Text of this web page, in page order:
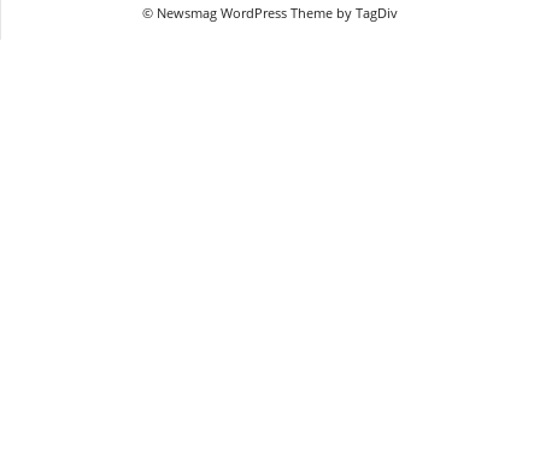
© Newsmag WordPress Theme by TagDiv